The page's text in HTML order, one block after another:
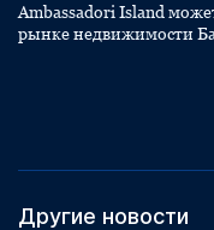
Ambassadori Island
рынке недвижимости
Другие новости